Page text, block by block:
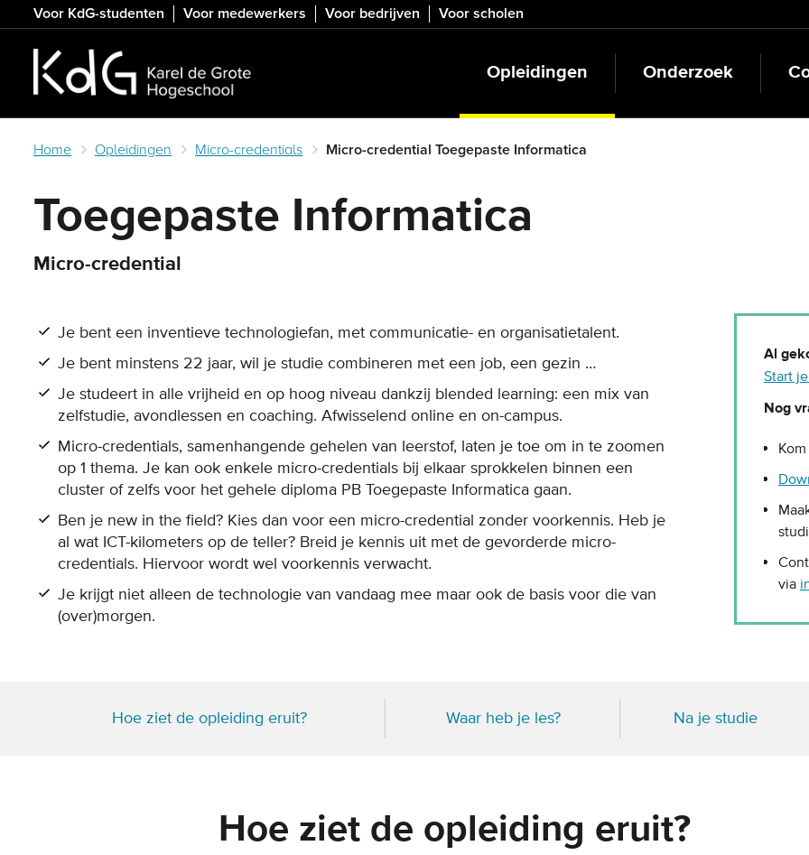
to
main
content
Voor KdG-studenten Voor medewerkers Voor bedrijven Voor scholen
Opleidingen Onderzoek
Home Opleidingen Micro-credentials Micro-credential Toegepaste Informatica
Toegepaste Informatica
Micro-credential
Je bent een inventieve technologiefan, met communicatie- en organisatietalent.
Je bent minstens 22 jaar, wil je studie combineren met een job, een gezin …
Je studeert in alle vrijheid en op hoog niveau dankzij blended learning: een mix van
zelfstudie, avondlessen en coaching. Afwisselend online en on-campus.
Micro-credentials, samenhangende gehelen van leerstof, laten je toe om in te zoomen
op 1 thema. Je kan ook enkele micro-credentials bij elkaar sprokkelen binnen een
cluster of zelfs voor het gehele diploma PB Toegepaste Informatica gaan.
Ben je new in the field? Kies dan voor een micro-credential zonder voorkennis. Heb je
al wat ICT-kilometers op de teller? Breid je kennis uit met de gevorderde micro-
credentials. Hiervoor wordt wel voorkennis verwacht.
Je krijgt niet alleen de technologie van vandaag mee maar ook de basis voor die van
(over)morgen.
Al
Start
Nog
via
Hoe ziet de opleiding eruit? Waar heb je les? Na je studie
Hoe ziet de opleiding eruit?